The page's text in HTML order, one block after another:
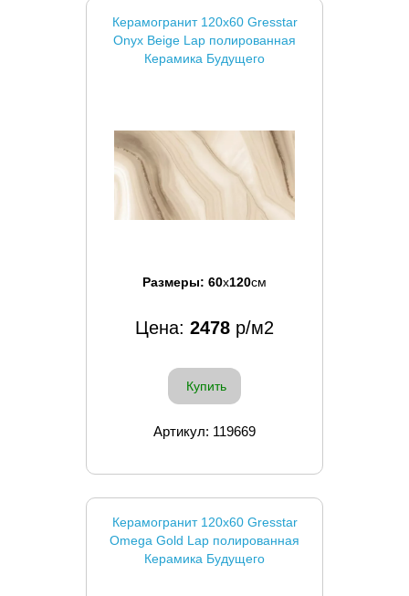
Керамогранит 120x60 Gresstar
Onyx Beige Lap полированная
Керамика Будущего
Размеры: 60x120см
Цена: 2478 р/м2
Купить
Артикул: 119669
Керамогранит 120x60 Gresstar
Omega Gold Lap полированная
Керамика Будущего